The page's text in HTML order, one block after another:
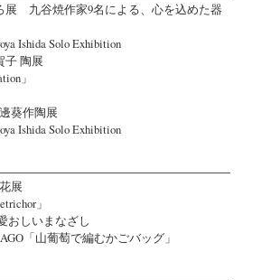
展 九谷焼作家9名による、心を込めた器
Ishida Solo Exhibition
子 陶展
」
葵作陶展
Ishida Solo Exhibition
展
」
おしいまなざし
「山葡萄で編むかごバッグ」